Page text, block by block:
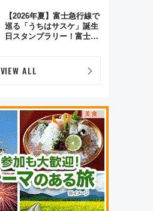
ま」が救世主に？
【2026年夏】富士急行線で
巡る「うちはサスケ」誕生
日スタンプラリー！富士急
VIEW ALL